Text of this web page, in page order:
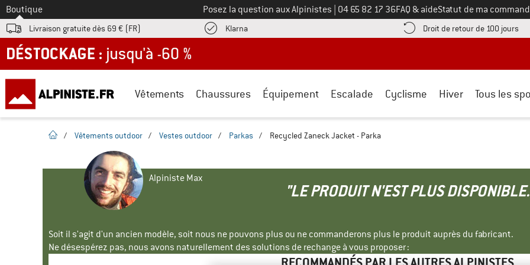
Vers le
Boutique Posez la question aux Alpinistes Appelez-nous au
04 65 82 17 36FAQ & aideStatut de ma
Livraison gratuite dès 69 € (FR) KlarnaTrouve les informations de paiement ici ! Ouvre une boîte d'information
Droit de retour de 100 jours
DÉSTOCKAGE : jusqu'à -60 %
Vêtements Chaussures Équipement Escalade Cyclisme Hiver Tous les
Page d'accueil
/ Vêtements outdoor / Vestes outdoor / Parkas / Recycled Zaneck Jacket - Parka
Alpiniste Max
"LE PRODUIT N'EST PLUS
Soit il s'agit d'un ancien modèle, soit nous ne pouvons plus ou ne commanderons plus le produit auprès du fabricant.
Ne désespérez pas, nous avons naturellement des solutions de rechange à vous proposer :